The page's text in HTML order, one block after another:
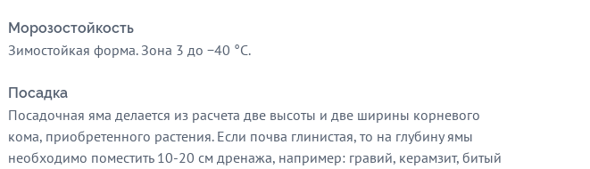
Морозостойкость
Зимостойкая форма. Зона 3 до −40 °C.
Посадка
Посадочная яма делается из расчета две высоты и две ширины корневого
кома, приобретенного растения. Если почва глинистая, то на глубину ямы
необходимо поместить 10-20 см дренажа, например: гравий, керамзит, битый